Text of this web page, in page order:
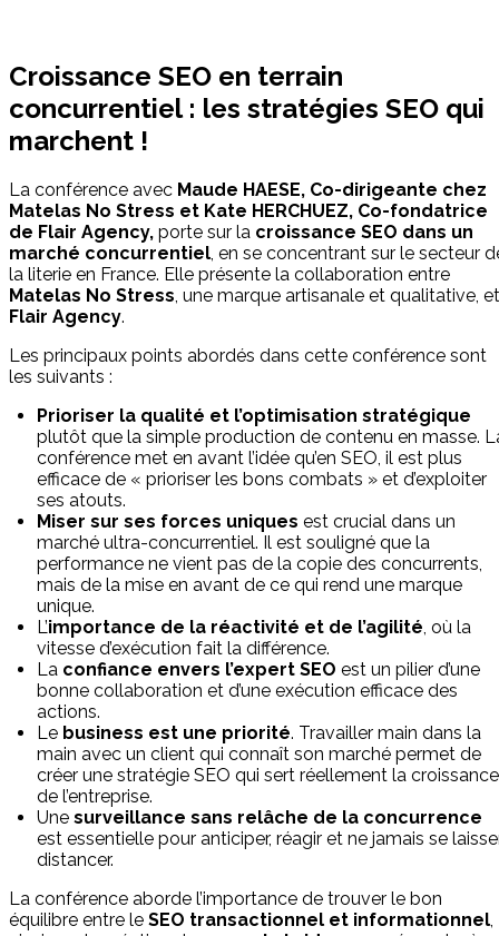
Croissance SEO en terrain
concurrentiel : les stratégies SEO qui
marchent !
La conférence avec Maude HAESE, Co-dirigeante chez
Matelas No Stress et Kate HERCHUEZ, Co-fondatrice
de Flair Agency, porte sur la croissance SEO dans un
marché concurrentiel , en se concentrant sur le secteur
la literie en France. Elle présente la collaboration entre
Matelas No Stress , une marque artisanale et qualitative, et
Flair Agency.
Les principaux points abordés dans cette conférence sont
les suivants :
Prioriser la qualité et l’optimisation stratégique
plutôt que la simple production de contenu en masse.
conférence met en avant l’idée qu’en SEO, il est plus
efficace de « prioriser les bons combats » et d’exploiter
ses atouts.
Miser sur ses forces uniques est crucial dans un
marché ultra-concurrentiel. Il est souligné que la
performance ne vient pas de la copie des concurrents,
mais de la mise en avant de ce qui rend une marque
unique.
L’importance de la réactivité et de l’agilité , où la
vitesse d’exécution fait la différence.
La confiance envers l’expert SEO est un pilier d’une
bonne collaboration et d’une exécution efficace des
actions.
Le business est une priorité. Travailler main dans la
main avec un client qui connaît son marché permet de
créer une stratégie SEO qui sert réellement la croissance
de l’entreprise.
Une surveillance sans relâche de la concurrence
est essentielle pour anticiper, réagir et ne jamais se
distancer.
La conférence aborde l’importance de trouver le bon
équilibre entre le SEO transactionnel et informationnel